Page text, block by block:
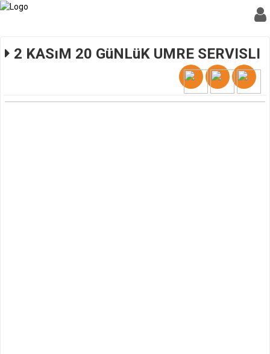
2 KASıM 20 GüNLüK UMRE SERVISLI